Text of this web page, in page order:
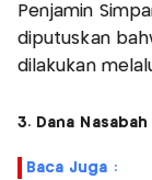
Penjamin
diputuskan
dilakukan
3. Dana Nasabah
Baca Juga :